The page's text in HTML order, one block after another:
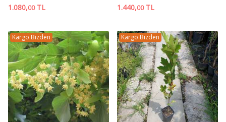
1.080,00TL
1.440,00TL
Kargo Bizden Kargo Bizden